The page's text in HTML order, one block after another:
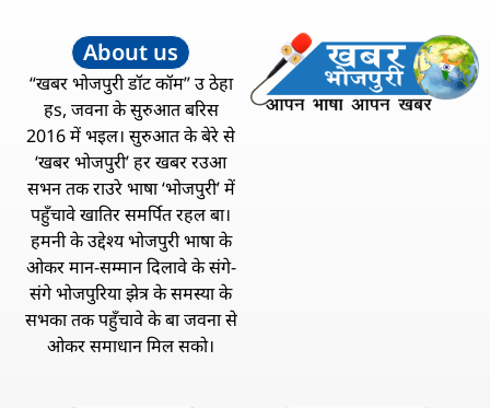
About us
“खबर भोजपुरी डॉट कॉम” उ ठेहा
हs, जवना के सुरुआत बरिस
2016 में भइल। सुरुआत के बेरे से
‘खबर भोजपुरी’ हर खबर रउआ
सभन तक राउरे भाषा ‘भोजपुरी’ में
पहुँचावे खातिर समर्पित रहल बा।
हमनी के उद्देश्य भोजपुरी भाषा के
ओकर मान-सम्मान दिलावे के संगे-
संगे भोजपुरिया झेत्र के समस्या के
सभका तक पहुँचावे के बा जवना से
ओकर समाधान मिल सको।